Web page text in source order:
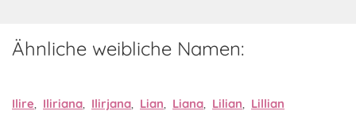
Ähnliche weibliche Namen:
Ilire, Iliriana, Ilirjana, Lian, Liana, Lilian, Lillian